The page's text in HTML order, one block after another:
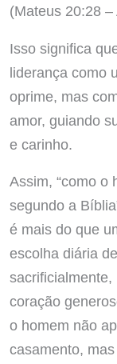
(Mateus 20:28
Isso significa
liderança como
oprime, mas
amor, guiando
e carinho.
Assim, “como o
segundo a
é mais do que
escolha diária
coração
o homem não
casamento,